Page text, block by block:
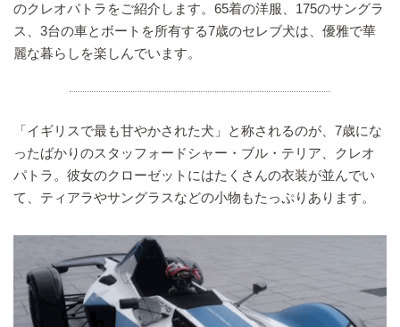
のクレオパトラをご紹介します。65着の洋服、175のサングラ
ス、3台の車とボートを所有する7歳のセレブ犬は、優雅で華
麗な暮らしを楽しんでいます。
「イギリスで最も甘やかされた犬」と称されるのが、7歳にな
ったばかりのスタッフォードシャー・ブル・テリア、クレオ
パトラ。彼女のクローゼットにはたくさんの衣装が並んでい
て、ティアラやサングラスなどの小物もたっぷりあります。